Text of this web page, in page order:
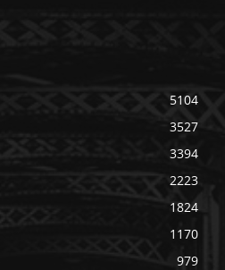
5104
3527
3394
2223
1824
1170
979